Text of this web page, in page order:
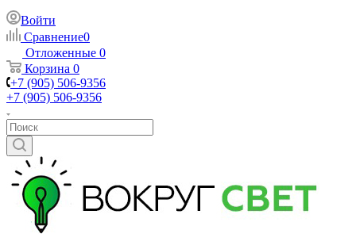
Войти
Сравнение0
Отложенные 0
Корзина 0
+7 (905) 506-9356
+7 (905) 506-9356